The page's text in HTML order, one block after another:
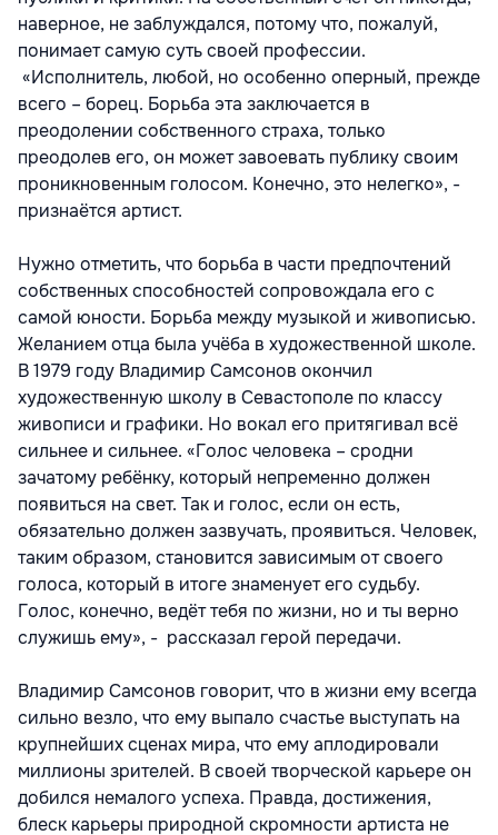
наверное, не заблуждался, потому что, пожалуй,
понимает самую суть своей профессии.
«Исполнитель, любой, но особенно оперный, прежде
всего – борец. Борьба эта заключается в
преодолении собственного страха, только
преодолев его, он может завоевать публику своим
проникновенным голосом. Конечно, это нелегко», -
признаётся артист.
Нужно отметить, что борьба в части предпочтений
собственных способностей сопровождала его с
самой юности. Борьба между музыкой и живописью.
Желанием отца была учёба в художественной школе.
В 1979 году Владимир Самсонов окончил
художественную школу в Севастополе по классу
живописи и графики. Но вокал его притягивал всё
сильнее и сильнее. «Голос человека – сродни
зачатому ребёнку, который непременно должен
появиться на свет. Так и голос, если он есть,
обязательно должен зазвучать, проявиться. Человек,
таким образом, становится зависимым от своего
голоса, который в итоге знаменует его судьбу.
Голос, конечно, ведёт тебя по жизни, но и ты верно
служишь ему», - рассказал герой передачи.
Владимир Самсонов говорит, что в жизни ему всегда
сильно везло, что ему выпало счастье выступать на
крупнейших сценах мира, что ему аплодировали
миллионы зрителей. В своей творческой карьере он
добился немалого успеха. Правда, достижения,
блеск карьеры природной скромности артиста не